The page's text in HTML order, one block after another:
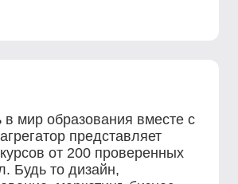
в мир образования вместе с
представляет
от 200 проверенных
Будь то дизайн,